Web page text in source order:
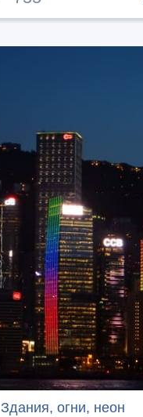
Здания, огни, неон